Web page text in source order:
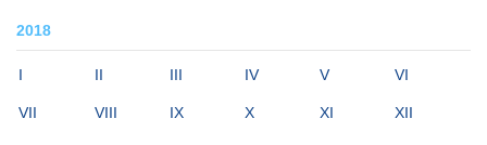
2018
I II III IV V VI
VII VIII IX X XI XII